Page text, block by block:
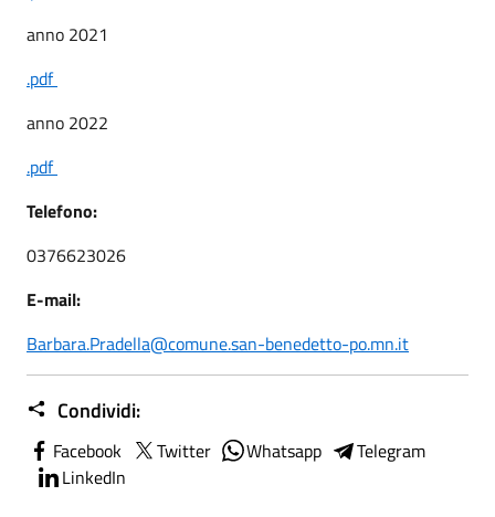
anno 2021
.pdf
anno 2022
.pdf
Telefono:
0376623026
E-mail:
Barbara.Pradella@comune.san-benedetto-po.mn.it
Condividi:
Facebook Twitter Whatsapp
Telegram
LinkedIn